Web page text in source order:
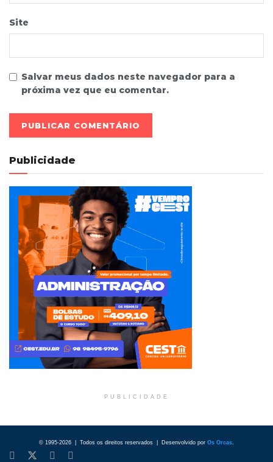
Site
Salvar meus dados neste navegador para a
próxima vez que eu comentar.
Publicidade
PUBLICIDADE
© 1995-2026 | Todos os direitos reservados | Desenvolvido por Os Orcas